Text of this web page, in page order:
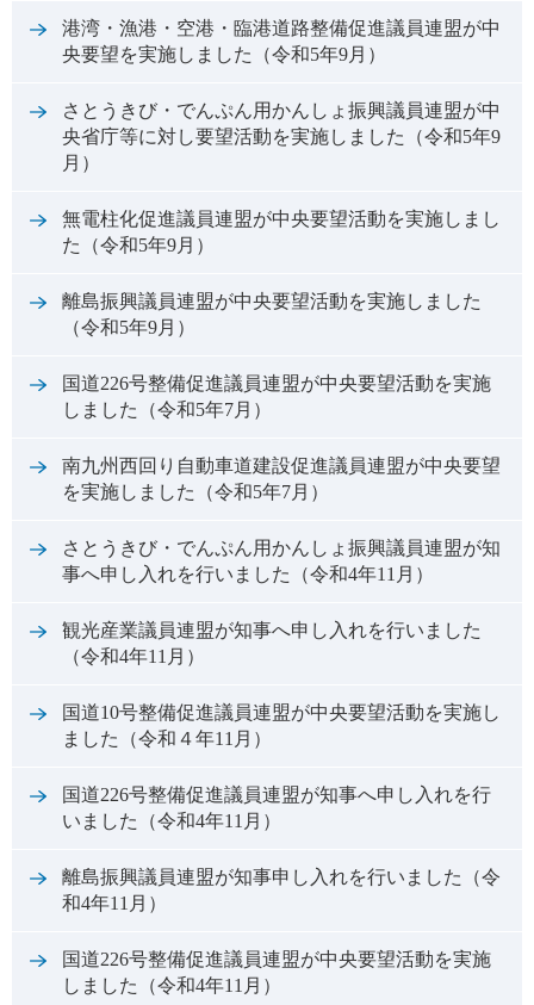
港湾・漁港・空港・臨港道路整備促進議員連盟が中
央要望を実施しました（令和5年9月）
さとうきび・でんぷん用かんしょ振興議員連盟が中
央省庁等に対し要望活動を実施しました（令和5年9
月）
無電柱化促進議員連盟が中央要望活動を実施しまし
た（令和5年9月）
離島振興議員連盟が中央要望活動を実施しました
（令和5年9月）
国道226号整備促進議員連盟が中央要望活動を実施
しました（令和5年7月）
南九州西回り自動車道建設促進議員連盟が中央要望
を実施しました（令和5年7月）
さとうきび・でんぷん用かんしょ振興議員連盟が知
事へ申し入れを行いました（令和4年11月）
観光産業議員連盟が知事へ申し入れを行いました
（令和4年11月）
国道10号整備促進議員連盟が中央要望活動を実施し
ました（令和４年11月）
国道226号整備促進議員連盟が知事へ申し入れを行
いました（令和4年11月）
離島振興議員連盟が知事申し入れを行いました（令
和4年11月）
国道226号整備促進議員連盟が中央要望活動を実施
しました（令和4年11月）